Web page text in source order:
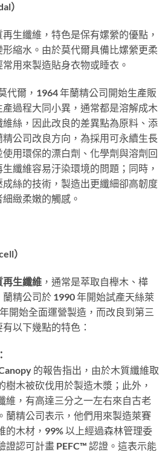
）
生纖維，特色是保有嫘縈的優點，
縮水。由於莫代爾具備比嫘縈更柔
用來製造貼身衣物或睡衣。
代爾，1964 年蘭精公司開始生產販
過程大同小異，通常都是溶解成木
絲，因此改良的差異點為原料、添
公司改良方向，為採用可永續生長
用環保的漂白劑、化學劑與溶劑回
纖維容易汙染環境的問題；同時，
絲的技術，製造出更纖細卻高韌度
緻柔嫩的觸感。
）
再生纖維 ，通常是萃取自櫸木、樺
精公司於 1990 年開始試產天絲萊
開始全面運營製造，而改良到第三
以下幾點的特色：
的報告指出，由於木質纖維取
樹木被砍伐用於製造木漿；此外，
維，有高達三分之一左右來自古老
蘭精公司表示，他們用來製造萊賽
的木材，99% 以上經過森林管理委
證認可計畫 PEFC™ 認證。這表示能